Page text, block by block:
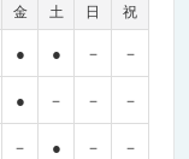
金 土 日 祝
● ● － －
● － － －
－ ● － －